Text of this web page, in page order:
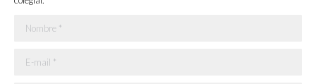
Nombre *
E-mail *